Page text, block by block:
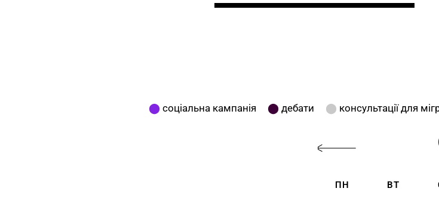
⬤ cоціальна кампанія ⬤ дебати ⬤ консультації для
ПН ВТ